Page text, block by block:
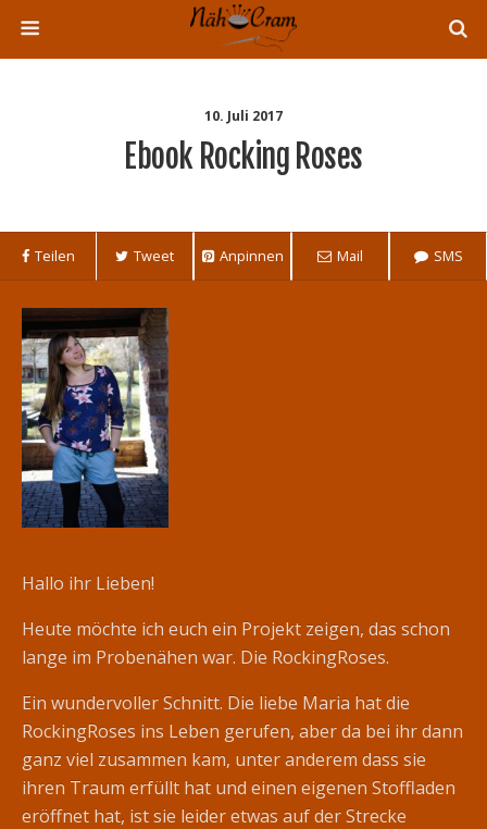
10. Juli 2017
Ebook Rocking Roses
Teilen Tweet Anpinnen Mail SMS
Hallo ihr Lieben!
Heute möchte ich euch ein Projekt zeigen, das schon
lange im Probenähen war. Die RockingRoses.
Ein wundervoller Schnitt. Die liebe Maria hat die
RockingRoses ins Leben gerufen, aber da bei ihr dann
ganz viel zusammen kam, unter anderem dass sie
ihren Traum erfüllt hat und einen eigenen Stoffladen
eröffnet hat, ist sie leider etwas auf der Strecke